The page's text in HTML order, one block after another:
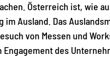
Österreich ist, wie
Ausland. Das
von Messen und
des